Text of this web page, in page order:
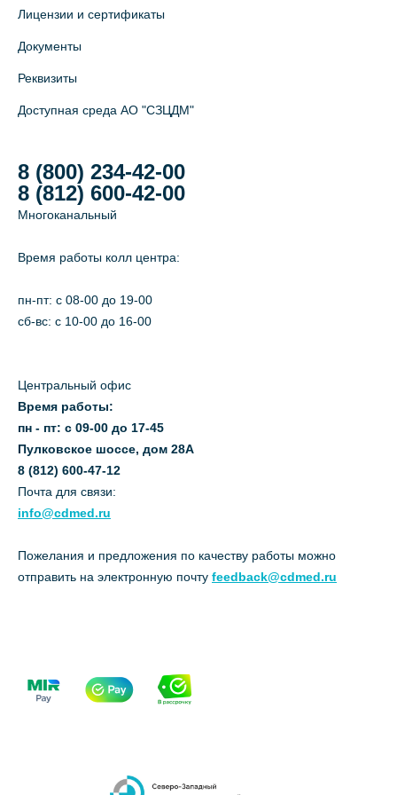
Лицензии и сертификаты
Документы
Реквизиты
Доступная среда АО "СЗЦДМ"
8 (800) 234-42-00
8 (812) 600-42-00
Многоканальный
Время работы колл центра:
пн-пт: c 08-00 до 19-00
сб-вс: с 10-00 до 16-00
Центральный офис
Время работы:
пн - пт: с 09-00 до 17-45
Пулковское шоссе, дом 28А
8 (812) 600-47-12
Почта для связи:
info@cdmed.ru
Пожелания и предложения по качеству работы можно
отправить на электронную почту feedback@cdmed.ru